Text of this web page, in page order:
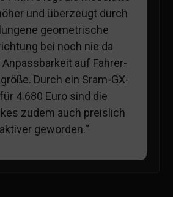
und überzeugt durch
geometrische
bei noch nie da
auf Fahrer-
Durch ein Sram-GX-
4.680 Euro sind die
zudem auch preislich
geworden.“